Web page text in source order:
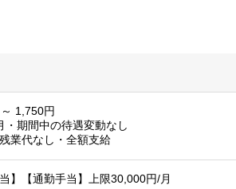
1,750円
・期間中の待遇変動なし
業代なし・全額支給
】【通勤手当】上限30,000円/月